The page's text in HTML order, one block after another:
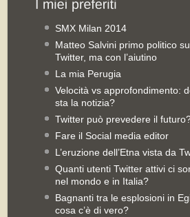
SMX Milan 2014
Matteo Salvini primo politico su
Twitter, ma con l’aiutino
La mia Perugia
Velocità vs approfondimento:
sta la notizia?
Twitter può prevedere il
Fare il Social media editor
L’eruzione dell’Etna vista da
Quanti utenti Twitter attivi ci
nel mondo e in Italia?
Bagnanti tra le esplosioni in
cosa c’è di vero?